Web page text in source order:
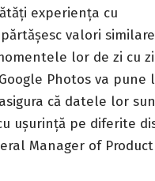
experiența cu
valori
lor de zi cu
Photos va pune
că datele lor
ușurință pe diferite
Manager of